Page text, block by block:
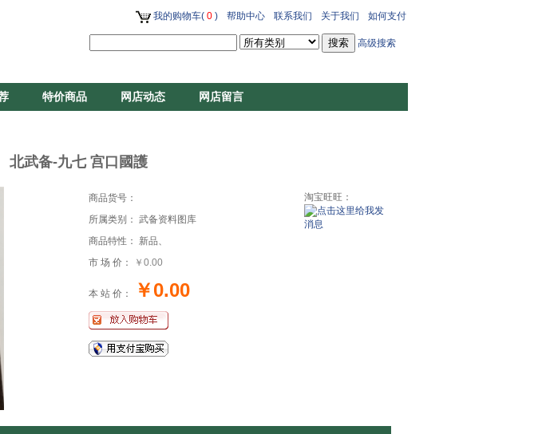
我的购物车( 0 ) 帮助中心 联系我们 关于我们 如何支付
高级搜索
特价商品 网店动态 网店留言
北武备-九七 宫口國護
商品货号：
所属类别： 武备资料图库
商品特性： 新品、
市 场 价：
￥0.00
本 站 价： ￥0.00
淘宝旺旺：